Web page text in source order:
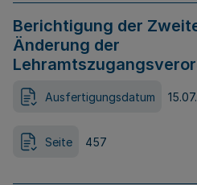
Berichtigung der
Änderung der
Ausfertigungsdatum
Seite 457